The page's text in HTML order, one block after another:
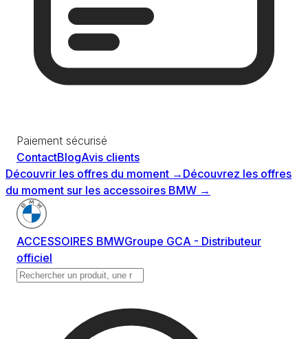
Paiement sécurisé
ContactBlogAvis clients
Découvrir les offres du moment → Découvrez les offres
du moment sur les accessoires BMW →
ACCESSOIRES BMWGroupe GCA - Distributeur
officiel